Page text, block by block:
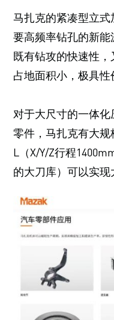
马扎克的紧凑型立式
要高频率钻孔的新能
既有钻攻的快速性
占地面积小，极具性
对于大尺寸的一体
零件，马扎克有大规
L（X/Y/Z行程
的大刀库）可以实现